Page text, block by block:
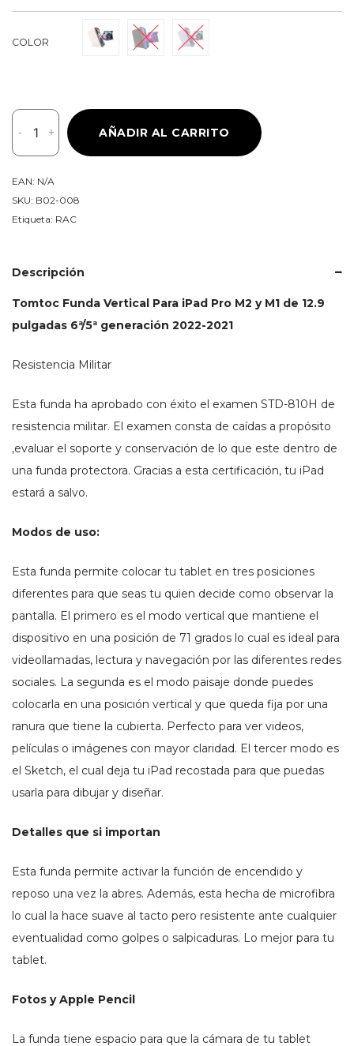
COLOR
-
Tomtoc
Funda
Vertical
de
6ª/5ª
generación
2021
+ AÑADIR AL CARRITO
EAN: N/A
SKU: B02-008
Etiqueta: RAC
Descripción
Tomtoc Funda Vertical Para iPad Pro M2 y M1 de 12.9
pulgadas 6ª/5ª generación 2022-2021
Resistencia Militar
Esta funda ha aprobado con éxito el examen STD-810H de
resistencia militar. El examen consta de caídas a propósito
,evaluar el soporte y conservación de lo que este dentro de
una funda protectora. Gracias a esta certificación, tu iPad
estará a salvo.
Modos de uso:
Esta funda permite colocar tu tablet en tres posiciones
diferentes para que seas tu quien decide como observar la
pantalla. El primero es el modo vertical que mantiene el
dispositivo en una posición de 71 grados lo cual es ideal para
videollamadas, lectura y navegación por las diferentes redes
sociales. La segunda es el modo paisaje donde puedes
colocarla en una posición vertical y que queda fija por una
ranura que tiene la cubierta. Perfecto para ver videos,
películas o imágenes con mayor claridad. El tercer modo es
el Sketch, el cual deja tu iPad recostada para que puedas
usarla para dibujar y diseñar.
Detalles que si importan
Esta funda permite activar la función de encendido y
reposo una vez la abres. Además, esta hecha de microfibra
lo cual la hace suave al tacto pero resistente ante cualquier
eventualidad como golpes o salpicaduras. Lo mejor para tu
tablet.
Fotos y Apple Pencil
La funda tiene espacio para que la cámara de tu tablet